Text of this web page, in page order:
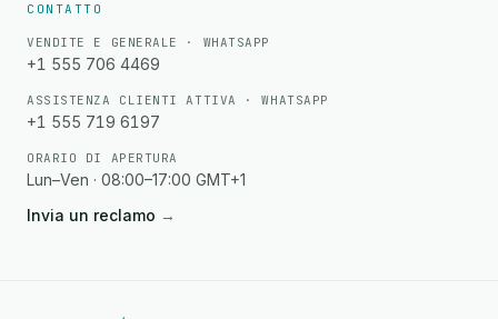
CONTATTO
VENDITE E GENERALE · WHATSAPP
+1 555 706 4469
ASSISTENZA CLIENTI ATTIVA · WHATSAPP
+1 555 719 6197
ORARIO DI APERTURA
Lun–Ven · 08:00–17:00 GMT+1
Invia un reclamo →